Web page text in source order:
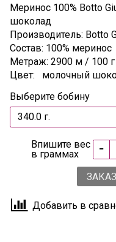
Меринос 100% Botto
шоколад
Производитель: Botto
Состав: 100% меринос
Метраж: 2900 м / 100 г
Цвет: молочный
Выберите бобину
Впишите вес
в граммах
Добавить в